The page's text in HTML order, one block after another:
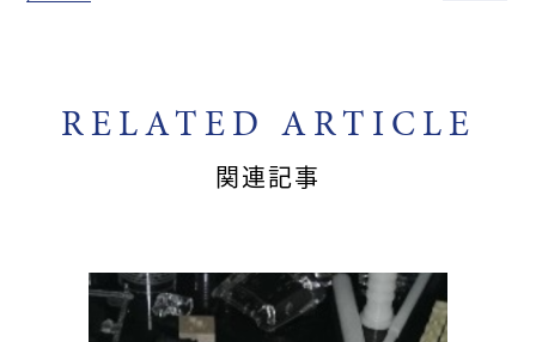
RELATED ARTICLE
関連記事